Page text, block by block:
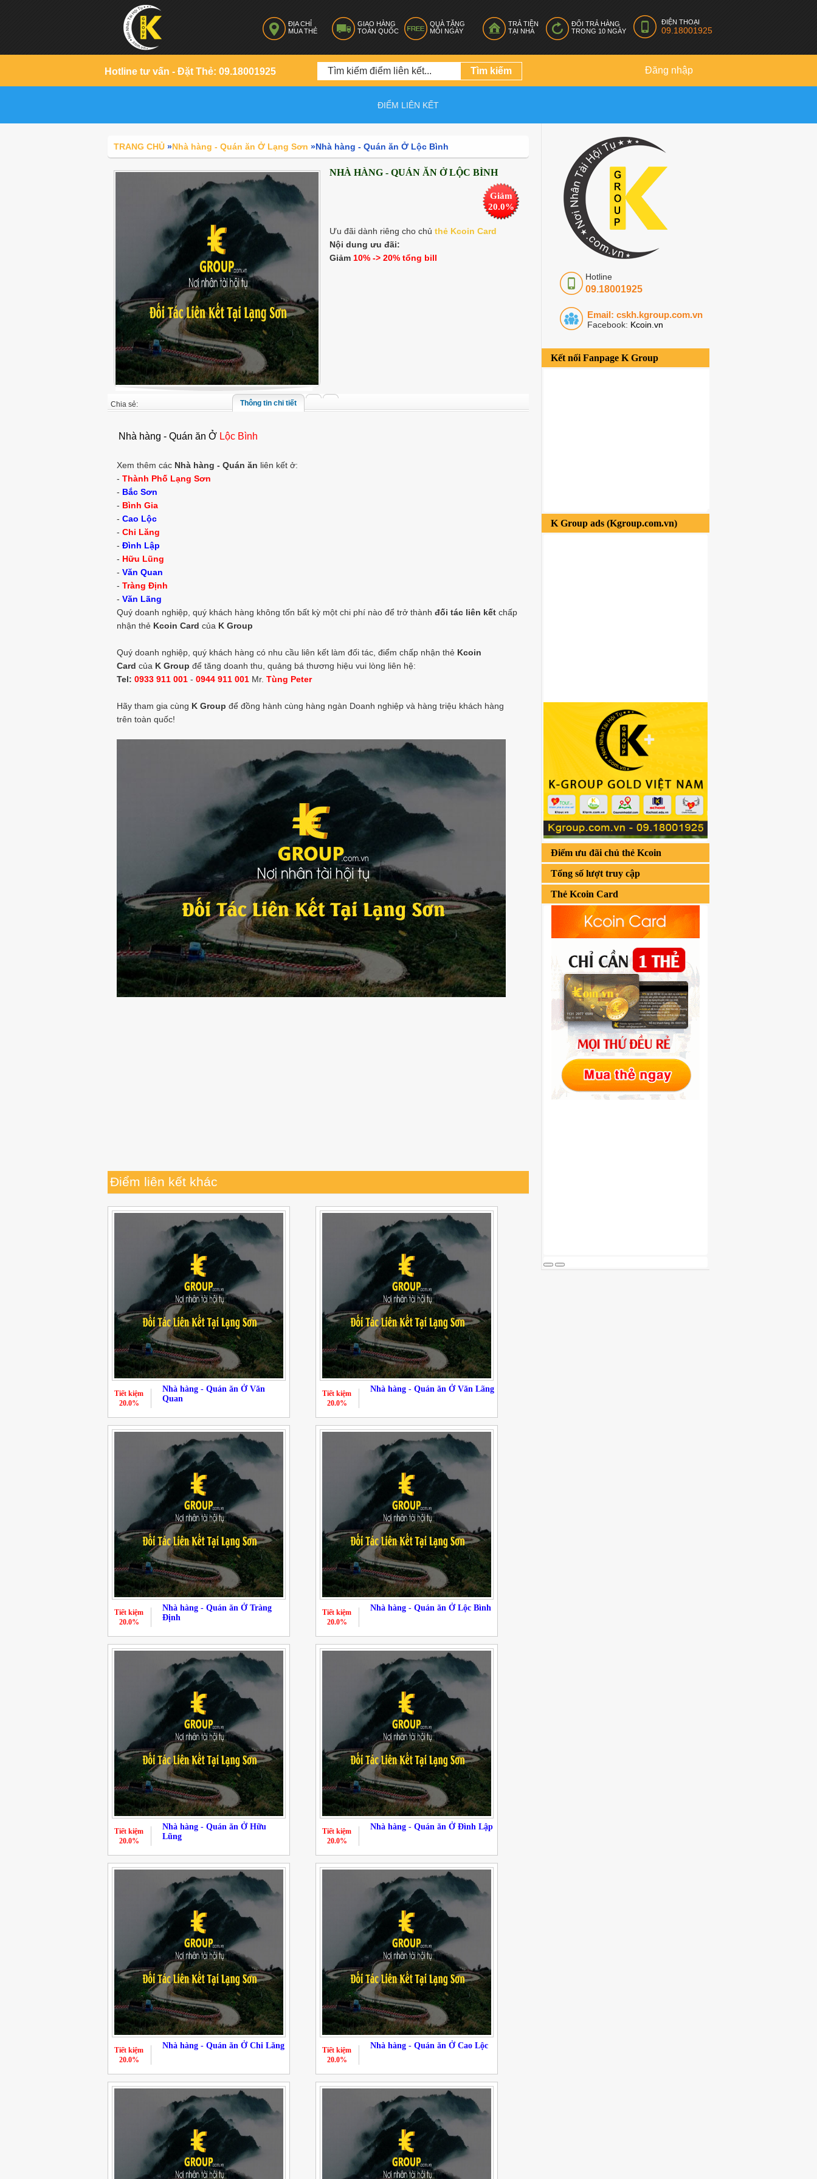
ĐỊA CHỈ
MUA THẺ
GIAO HÀNG
TOÀN QUỐC
QUÀ TẶNG
MỖI NGÀY
TRẢ TIỀN
TẠI NHÀ
ĐỔI TRẢ HÀNG
TRONG 10 NGÀY
ĐIỆN THOẠI
09.18001925
Hotline tư vấn - Đặt Thẻ: 09.18001925 Đăng nhập
ĐIỂM LIÊN KẾT
Hotline
09.18001925
Email: cskh.kgroup.com.vn
Facebook: Kcoin.vn
Kết nối Fanpage K Group
K Group ads (Kgroup.com.vn)
Điểm ưu đãi chủ thẻ Kcoin
Tổng số lượt truy cập
Thẻ Kcoin Card
TRANG CHỦ »Nhà hàng - Quán ăn Ở Lạng Sơn »Nhà hàng - Quán ăn Ở Lộc Bình
NHÀ HÀNG - QUÁN ĂN Ở LỘC BÌNH
Ưu đãi dành riêng cho chủ thẻ Kcoin Card
Nội dung ưu đãi:
Giảm 10% -> 20% tổng bill
Giảm
20.0%
Thông tin chi tiết
Nhà hàng - Quán ăn Ở Lộc Bình
Xem thêm các Nhà hàng - Quán ăn liên kết ở:
- Thành Phố Lạng Sơn
- Bắc Sơn
- Bình Gia
- Cao Lộc
- Chi Lăng
- Đình Lập
- Hữu Lũng
- Văn Quan
- Tràng Định
- Văn Lãng
Quý doanh nghiệp, quý khách hàng không tốn bất kỳ một chi phí nào để trở thành đối tác liên kết chấp
nhận thẻ Kcoin Card của K Group
Quý doanh nghiệp, quý khách hàng có nhu cầu liên kết làm đối tác, điểm chấp nhận thẻ Kcoin
Card của K Group để tăng doanh thu, quảng bá thương hiệu vui lòng liên hệ:
Tel: 0933 911 001 - 0944 911 001 Mr. Tùng Peter
Hãy tham gia cùng K Group để đồng hành cùng hàng ngàn Doanh nghiệp và hàng triệu khách hàng
trên toàn quốc!
Chia sẻ:
Điểm liên kết khác
Nhà hàng - Quán ăn Ở Văn
Quan
Tiết kiệm
20.0%
Nhà hàng - Quán ăn Ở Văn Lãng
Tiết kiệm
20.0%
Nhà hàng - Quán ăn Ở Tràng
Định
Tiết kiệm
20.0%
Nhà hàng - Quán ăn Ở Lộc Bình
Tiết kiệm
20.0%
Nhà hàng - Quán ăn Ở Hữu
Lũng
Tiết kiệm
20.0%
Nhà hàng - Quán ăn Ở Đình Lập
Tiết kiệm
20.0%
Nhà hàng - Quán ăn Ở Chi Lăng
Tiết kiệm
20.0%
Nhà hàng - Quán ăn Ở Cao Lộc
Tiết kiệm
20.0%